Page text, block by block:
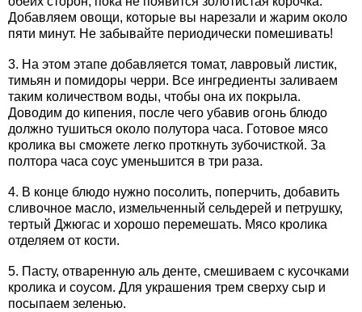
Добавляем овощи, которые вы нарезали и жарим около
пяти минут. Не забывайте периодически помешивать!
3. На этом этапе добавляется томат, лавровый листик,
тимьян и помидоры черри. Все ингредиенты заливаем
таким количеством воды, чтобы она их покрыла.
Доводим до кипения, после чего убавив огонь блюдо
должно тушиться около полутора часа. Готовое мясо
кролика вы сможете легко проткнуть зубочисткой. За
полтора часа соус уменьшится в три раза.
4. В конце блюдо нужно посолить, поперчить, добавить
сливочное масло, измельченный сельдерей и петрушку,
тертый Джюгас и хорошо перемешать. Мясо кролика
отделяем от кости.
5. Пасту, отваренную аль денте, смешиваем с кусочками
кролика и соусом. Для украшения трем сверху сыр и
посыпаем зеленью.